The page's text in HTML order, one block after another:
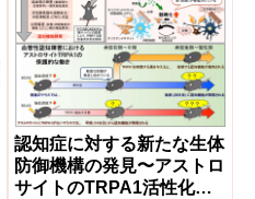
認知症に対する新たな生体
防御機構の発見〜アストロ
サイトのTRPA1活性化